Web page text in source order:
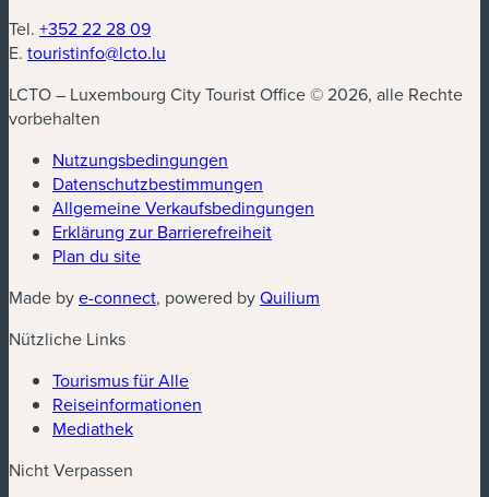
Tel. +352 22 28 09
E. touristinfo@lcto.lu
LCTO – Luxembourg City Tourist Office © 2026, alle Rechte
vorbehalten
Nutzungsbedingungen
Datenschutzbestimmungen
Allgemeine Verkaufsbedingungen
Erklärung zur Barrierefreiheit
Plan du site
Made bye-connect(neues Fenster)
, powered byQuilium
Nützliche Links
Tourismus für Alle
Reiseinformationen
Mediathek
Nicht Verpassen